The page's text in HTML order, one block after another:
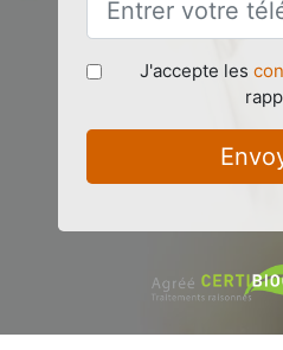
J'accepte les